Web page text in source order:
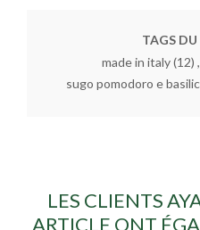
TAGS
made in italy(12) ,
sugo pomodoro e
LES CLIENTS
ARTICLE ONT